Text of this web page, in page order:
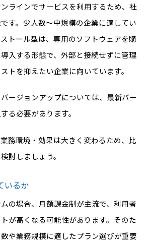
ラインでサービスを利用するため、社
す。少人数〜中規模の企業に適してい
トール型は、専用のソフトウェアを購
入する形態で、外部と接続せずに管理
トを抑えたい企業に向いています。
ージョンアップについては、最新バー
る必要があります。
務環境・効果は大きく変わるため、比
討しましょう。
いるか
の場合、月額課金制が主流で、利用者
が高くなる可能性があります。そのた
や業務規模に適したプラン選びが重要